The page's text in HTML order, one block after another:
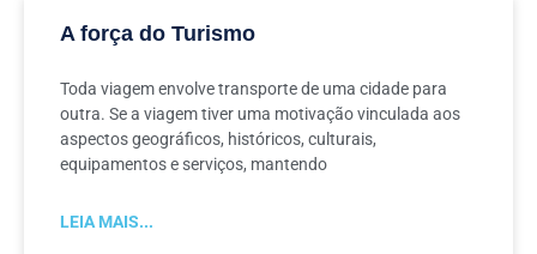
A força do Turismo
Toda viagem envolve transporte de uma cidade para
outra. Se a viagem tiver uma motivação vinculada aos
aspectos geográficos, históricos, culturais,
equipamentos e serviços, mantendo
LEIA MAIS...